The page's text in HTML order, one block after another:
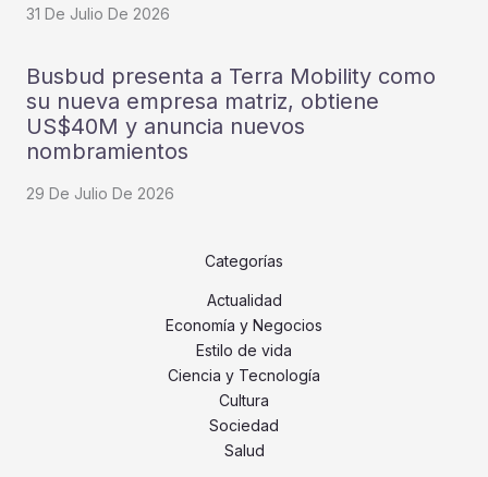
31 De Julio De 2026
Busbud presenta a Terra Mobility como
su nueva empresa matriz, obtiene
US$40M y anuncia nuevos
nombramientos
29 De Julio De 2026
Categorías
Actualidad
Economía y Negocios
Estilo de vida
Ciencia y Tecnología
Cultura
Sociedad
Salud